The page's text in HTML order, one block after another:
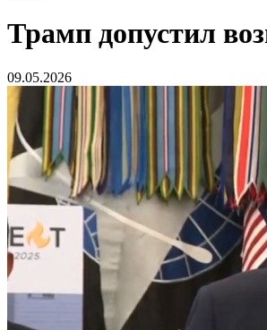
Трамп допустил
09.05.2026